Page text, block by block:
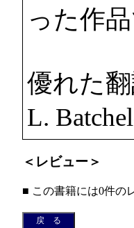
った作品
優れた
L.
＜レビュー＞
■ この書籍には0件の